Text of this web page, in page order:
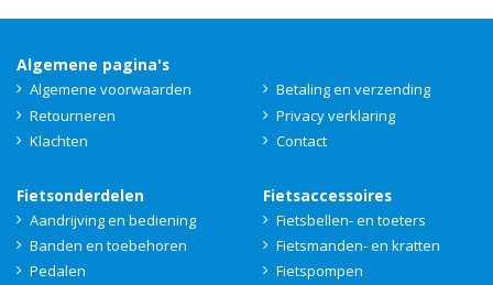
Algemene pagina's
Algemene voorwaarden
Betaling en verzending
Retourneren
Privacy verklaring
Klachten
Contact
Fietsonderdelen
Aandrijving en bediening
Banden en toebehoren
Pedalen
Fietsaccessoires
Fietsbellen- en toeters
Fietsmanden- en kratten
Fietspompen